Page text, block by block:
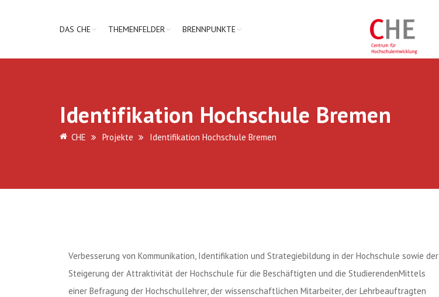
DAS CHE THEMENFELDER BRENNPUNKTE
Identifikation Hochschule Bremen
CHE Projekte Identifikation Hochschule Bremen
Verbesserung von Kommunikation, Identifikation und Strategiebildung in der Hochschule sowie der
Steigerung der Attraktivität der Hochschule für die Beschäftigten und die StudierendenMittels
einer Befragung der Hochschullehrer, der wissenschaftlichen Mitarbeiter, der Lehrbeauftragten